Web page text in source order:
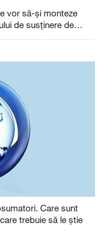
vor să-și monteze
de susținere de
Care sunt
trebuie să le știe